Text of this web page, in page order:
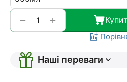
+
−
Наші переваги